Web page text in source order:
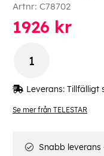
Se mer från TELESTAR
Artnr: C78702
1926 kr
Leverans: Tillfälligt
Snabb